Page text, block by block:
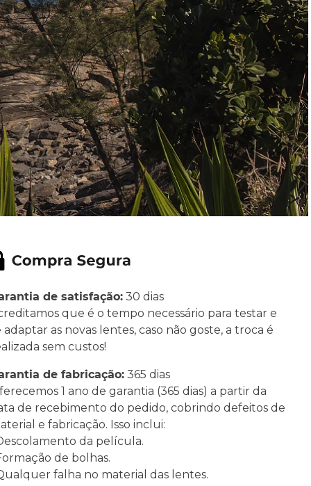
de satisfação:30 dias
que é o tempo necessário para testar e
adaptar as novas lentes, caso não goste, a troca é
sem custos!
de fabricação:365 dias
1 ano de garantia (365 dias) a partir da
de recebimento do pedido, cobrindo defeitos de
e fabricação. Isso inclui:
da película.
de bolhas.
falha no material das lentes.